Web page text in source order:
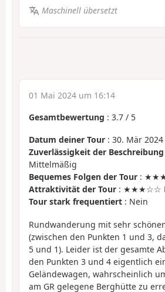
Maschinell übersetzt
01 Mai 2024 um 16:14
Gesamtbewertung : 3.7 / 5
Datum deiner Tour : 30. Mär 2024
Zuverlässigkeit der Beschreibung
Mittelmäßig
Bequemes Folgen der Tour :
Attraktivität der Tour : ★★★☆☆
Tour stark frequentiert : Nein
Rundwanderung mit sehr
(zwischen den Punkten 1 und 3,
5 und 1). Leider ist der gesamte
den Punkten 3 und 4 eigentlich
Geländewagen, wahrscheinlich
am GR gelegene Berghütte zu